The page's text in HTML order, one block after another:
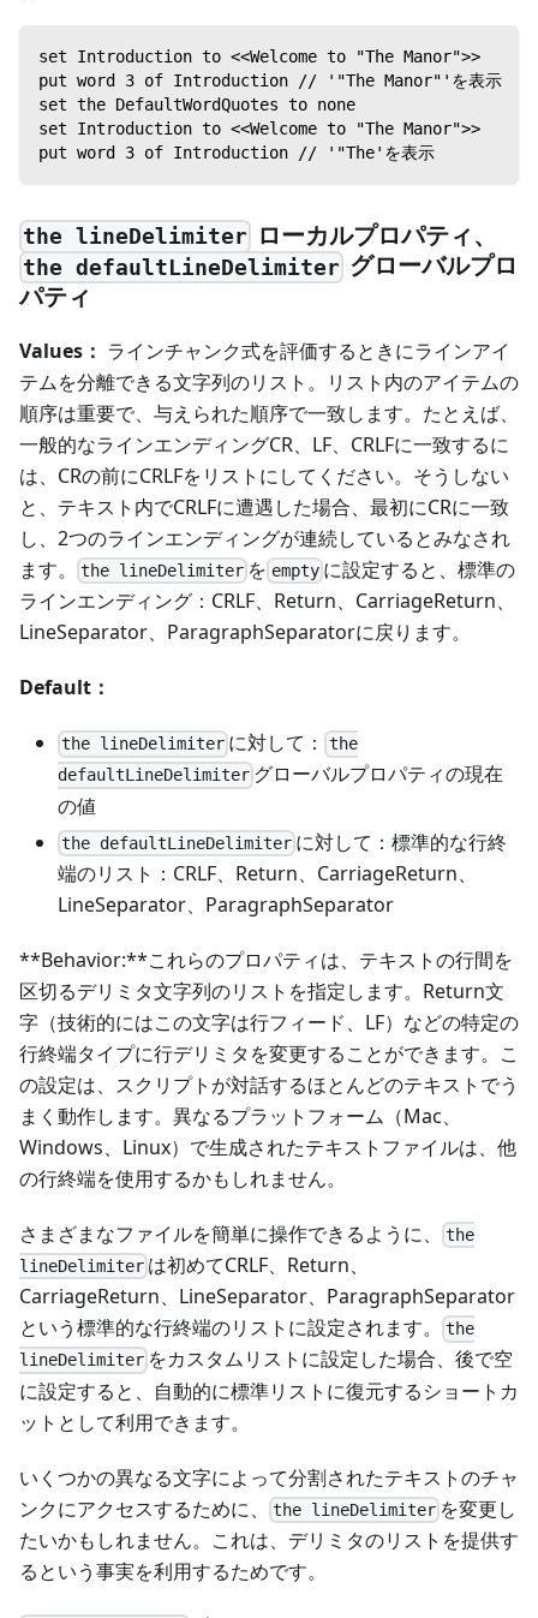
set Introduction to <<Welcome to "The Manor">>
put word 3 of Introduction // '"The Manor"'を表示
set the DefaultWordQuotes to none
set Introduction to <<Welcome to "The Manor">>
put word 3 of Introduction // '"The'を表示
the lineDelimiter ローカルプロパティ、
the defaultLineDelimiter グローバルプロ
パティ
Values： ラインチャンク式を評価するときにラインアイ
テムを分離できる文字列のリスト。リスト内のアイテムの
順序は重要で、与えられた順序で一致します。たとえば、
一般的なラインエンディングCR、LF、CRLFに一致するに
は、CRの前にCRLFをリストにしてください。そうしない
と、テキスト内でCRLFに遭遇した場合、最初にCRに一致
し、2つのラインエンディングが連続しているとみなされ
ます。
the lineDelimiter を emptyに設定すると、標準の
ラインエンディング：CRLF、Return、CarriageReturn、
LineSeparator、ParagraphSeparatorに戻ります。
Default：
the lineDelimiter に対して： the
defaultLineDelimiter グローバルプロパティの現在
の値
the defaultLineDelimiter に対して：標準的な行終
端のリスト：CRLF、Return、CarriageReturn、
LineSeparator、ParagraphSeparator
**Behavior:**これらのプロパティは、テキストの行間を
区切るデリミタ文字列のリストを指定します。Return文
字（技術的にはこの文字は行フィード、LF）などの特定の
行終端タイプに行デリミタを変更することができます。こ
の設定は、スクリプトが対話するほとんどのテキストでう
まく動作します。異なるプラットフォーム（Mac、
Windows、Linux）で生成されたテキストファイルは、他
の行終端を使用するかもしれません。
さまざまなファイルを簡単に操作できるように、
the
lineDelimiter は初めてCRLF、Return、
CarriageReturn、LineSeparator、ParagraphSeparator
という標準的な行終端のリストに設定されます。
the
lineDelimiter をカスタムリストに設定した場合、後で空
に設定すると、自動的に標準リストに復元するショートカ
ットとして利用できます。
いくつかの異なる文字によって分割されたテキストのチャ
ンクにアクセスするために、
the lineDelimiter を変更し
たいかもしれません。これは、デリミタのリストを提供す
るという事実を利用するためです。